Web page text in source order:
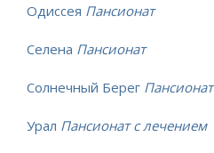
Одиссея Пансионат
Селена Пансионат
Солнечный Берег Пансионат
Урал Пансионат с лечением